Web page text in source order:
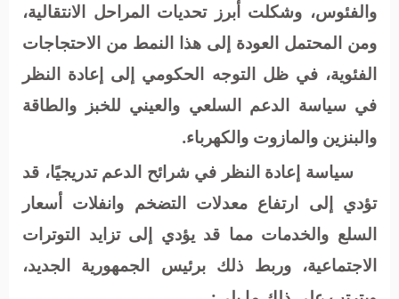
والفئوس، وشكلت أبرز تحديات المراحل الانتقالية،
ومن المحتمل العودة إلى هذا النمط من الاحتجاجات
الفئوية، في ظل التوجه الحكومي إلى إعادة النظر
في سياسة الدعم السلعي والعيني للخبز والطاقة
والبنزين والمازوت والكهرباء.
سياسة إعادة النظر في شرائح الدعم تدريجيًا، قد
تؤدي إلى ارتفاع معدلات التضخم وانفلات أسعار
السلع والخدمات مما قد يؤدي إلى تزايد التوترات
الاجتماعية، وربط ذلك برئيس الجمهورية الجديد،